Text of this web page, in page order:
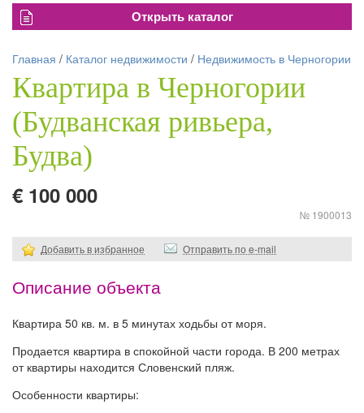
Главная / Каталог недвижимости / Недвижимость в Черногории
Квартира в Черногории
(Будванская ривьера,
Будва)
€ 100 000
№ 1900013
Добавить в избранное Отправить по e-mail
Описание объекта
Квартира 50 кв. м. в 5 минутах ходьбы от моря.
Продается квартира в спокойной части города. В 200 метрах
от квартиры находится Словенский пляж.
Особенности квартиры: